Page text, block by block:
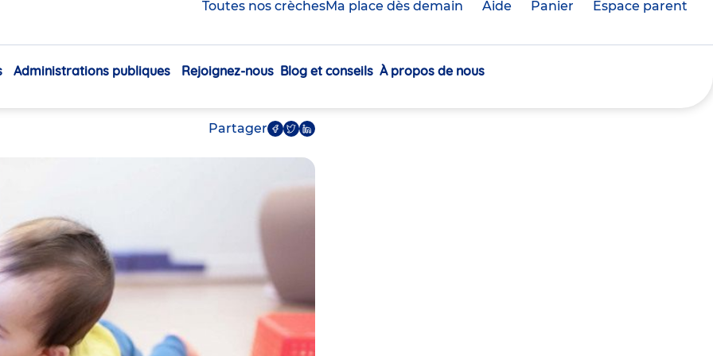
Toutes nos crèchesMa place dès demain Aide Panier crèche(s)
Espace parent
Navigation
Administrations publiques Rejoignez-nous Blog et conseils À propos de nous
la planète, la
Partager